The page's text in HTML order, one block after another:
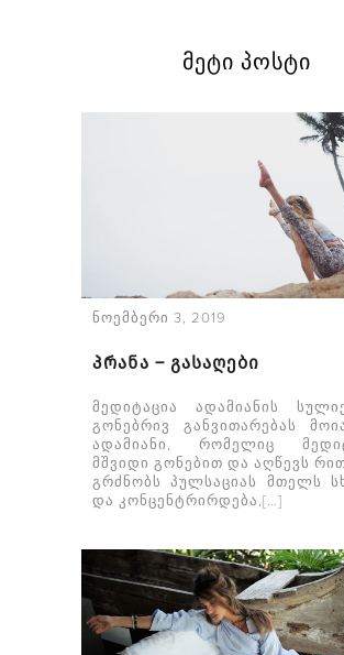
მეტი პოსტი
ნოემბერი 3, 2019
პრანა – გასაღები
მედიტაცია ადამიანის
გონებრივ განვითარებას
ადამიანი, რომელიც
მშვიდი გონებით და აღწევს
გრძნობს პულსაციას მთელს
და კონცენტრირდება,[…]